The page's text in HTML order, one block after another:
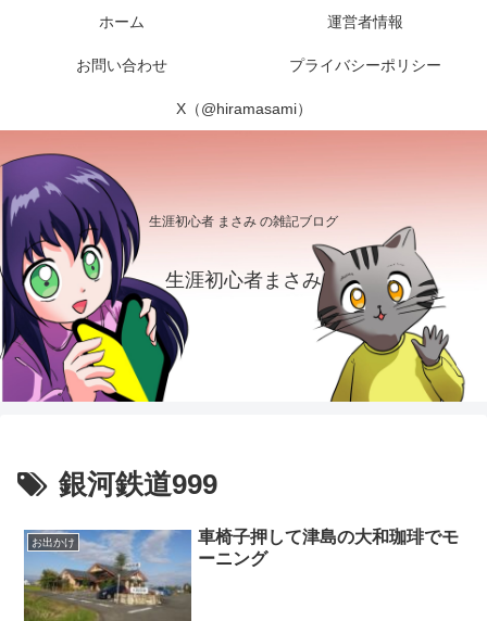
生涯初心者 まさみ の雑記ブログ
生涯初心者まさみ
ホーム 運営者情報
お問い合わせ プライバシーポリシー
X（@hiramasami）
銀河鉄道999
お出かけ
車椅子押して津島の大和珈琲でモ
ーニング